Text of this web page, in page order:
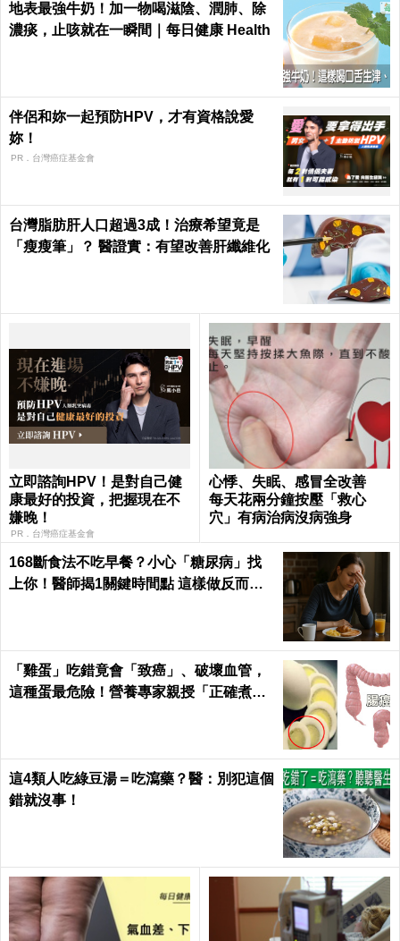
地表最強牛奶！加一物喝滋陰、潤肺、除
濃痰，止咳就在一瞬間｜每日健康 Health
伴侶和妳一起預防HPV，才有資格說愛
妳！
PR．台灣癌症基金會
台灣脂肪肝人口超過3成！治療希望竟是
「瘦瘦筆」？ 醫證實：有望改善肝纖維化
立即諮詢HPV！是對自己健
康最好的投資，把握現在不
嫌晚！
PR．台灣癌症基金會
心悸、失眠、感冒全改善
每天花兩分鐘按壓「救心
穴」有病治病沒病強身
168斷食法不吃早餐？小心「糖尿病」找
上你！醫師揭1關鍵時間點 這樣做反而更
「雞蛋」吃錯竟會「致癌」、破壞血管，
這種蛋最危險！營養專家親授「正確煮
這4類人吃綠豆湯＝吃瀉藥？醫：別犯這個
錯就沒事！